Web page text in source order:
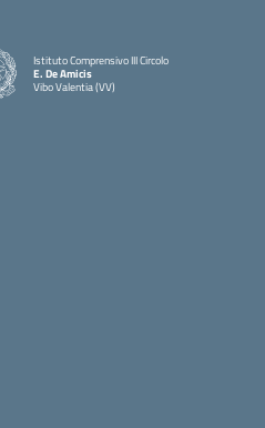
Istituto Comprensivo III Circolo
E. De Amicis
Vibo Valentia (VV)